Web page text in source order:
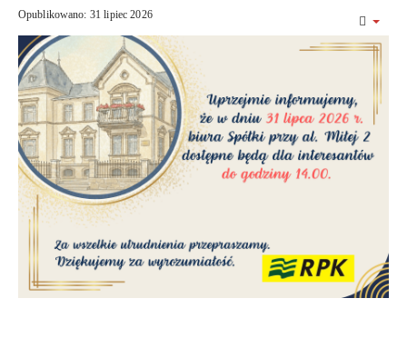
Opublikowano: 31 lipiec 2026